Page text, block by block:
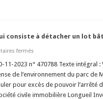
infrastructures
réseaux
de
?
consiste à détacher un lot
ferméssur
:
qui
consiste
à
détacher
11-2023 n° 470788 Texte intégral
de l’environnement du parc
pour excès de pouvoir l’arrêté
civile immobilière Longueil